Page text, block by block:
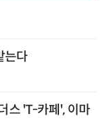
는다
스 'T-카페', 이마